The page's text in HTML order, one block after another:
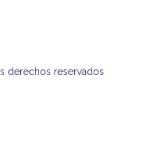
derechos reservados